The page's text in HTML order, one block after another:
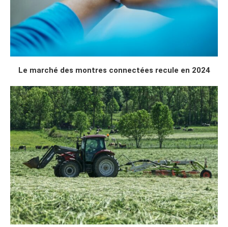
Le marché des montres connectées recule en 2024